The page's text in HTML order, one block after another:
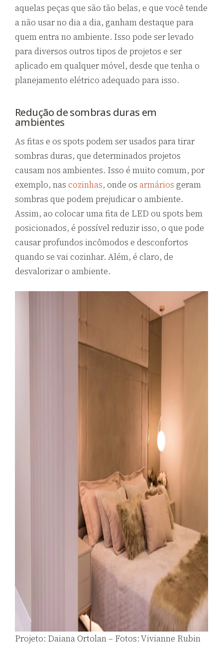
aquelas peças que são tão belas, e que você tende
a não usar no dia a dia, ganham destaque para
quem entra no ambiente. Isso pode ser levado
para diversos outros tipos de projetos e ser
aplicado em qualquer móvel, desde que tenha o
planejamento elétrico adequado para isso.
Redução de sombras duras em
ambientes
As fitas e os spots podem ser usados para tirar
sombras duras, que determinados projetos
causam nos ambientes. Isso é muito comum, por
exemplo, nas cozinhas, onde os armários geram
sombras que podem prejudicar o ambiente.
Assim, ao colocar uma fita de LED ou spots bem
posicionados, é possível reduzir isso, o que pode
causar profundos incômodos e desconfortos
quando se vai cozinhar. Além, é claro, de
desvalorizar o ambiente.
Projeto: Daiana Ortolan – Fotos: Vivianne Rubin